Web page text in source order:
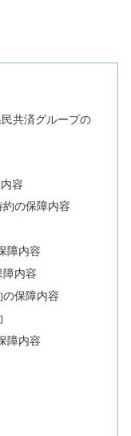
共済グループの
容
の保障内容
障内容
障内容
保障内容
障内容